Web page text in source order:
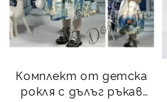
Комплект от детска
рокля с дълъг ръкав